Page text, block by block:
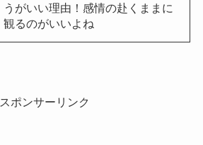
うがいい理由！感情の赴くままに
観るのがいいよね
スポンサーリンク